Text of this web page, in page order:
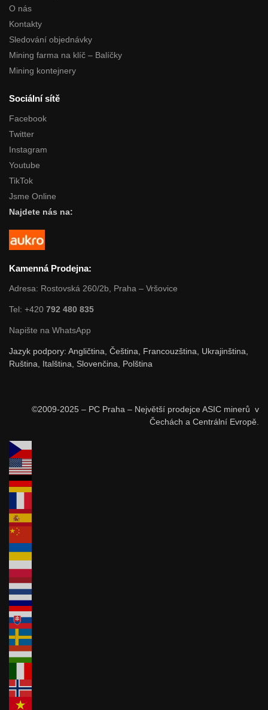
O nás
Kontakty
Sledování objednávky
Mining farma na klíč – Balíčky
Mining kontejnery
Sociální sítě
Facebook
Twitter
Instagram
Youtube
TikTok
Jsme Online
Najdete nás na:
Kamenná Prodejna:
Adresa: Rostovská 260/2b, Praha – Vršovice
Tel: +420 792 480 835
Napište na WhatsApp
Jazyk podpory: Angličtina, Čeština, Francouzština, Ukrajinština,
Ruština, Italština, Slovenčina, Polština
©2009-2025 – PC Praha – Největší prodejce ASIC minerů v
Čechách a Centrální Evropě.